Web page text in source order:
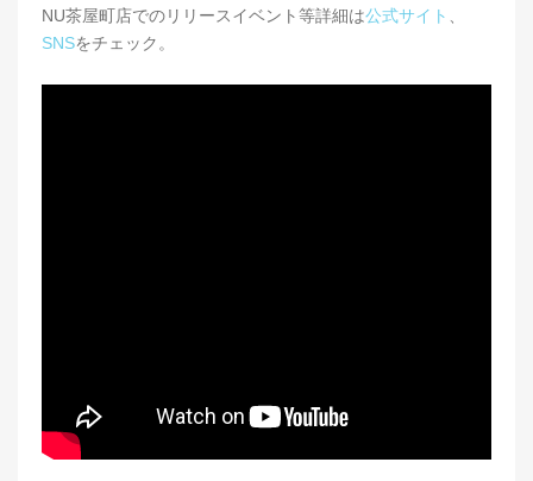
NU茶屋町店でのリリースイベント等詳細は公式サイト
SNSをチェック。